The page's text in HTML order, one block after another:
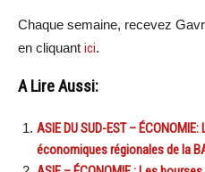
Chaque semaine, recevez
en cliquant ici.
A Lire Aussi:
ASIE DU SUD-EST –
économiques régionales de la